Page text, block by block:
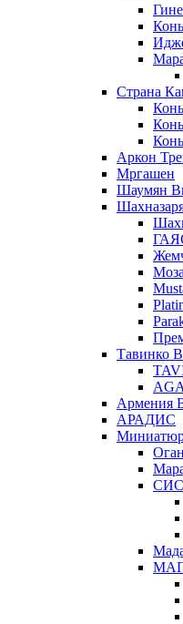
Страна
Аркон
Мргашен
Шаумян
Тавинко
Армения
АРАДИС